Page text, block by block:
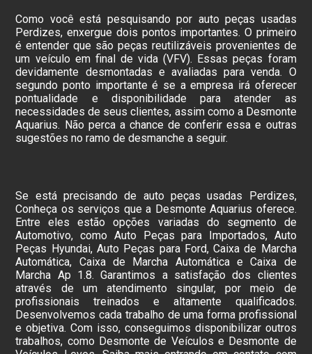
Como você está pesquisando por auto peças usadas
Perdizes, enxergue dois pontos importantes. O primeiro
é entender que são peças reutilizáveis provenientes de
um veículo em final de vida (VFV). Essas peças foram
devidamente desmontadas e avaliadas para venda. O
segundo ponto importante é se a empresa irá oferecer
pontualidade e disponibilidade para atender as
necessidades de seus clientes, assim como a Desmonte
Aquarius. Não perca a chance de conferir essa e outras
sugestões no ramo de desmanche a seguir.
Se está precisando de auto peças usadas Perdizes,
Conheça os serviços que a Desmonte Aquarius oferece.
Entre eles estão opções variadas do segmento de
Automotivo, como Auto Peças para Importados, Auto
Peças Hyundai, Auto Peças para Ford, Caixa de Marcha
Automática, Caixa de Marcha Automática e Caixa de
Marcha Ap 1.8. Garantimos a satisfação dos clientes
através de um atendimento singular, por meio de
profissionais treinados e altamente qualificados.
Desenvolvemos cada trabalho de uma forma profissional
e objetiva. Com isso, conseguimos disponibilizar outros
trabalhos, como Desmonte de Veículos e Desmonte de